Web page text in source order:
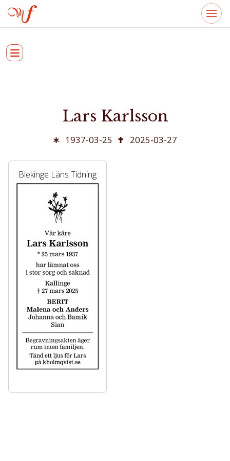
Lars Karlsson
1937-03-25 2025-03-27
Blekinge Läns Tidning